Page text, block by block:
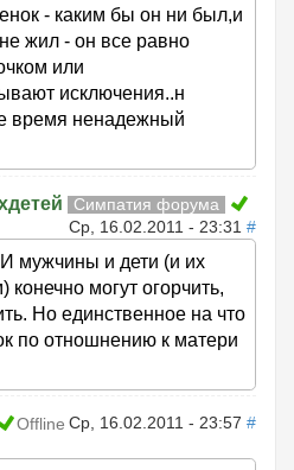
- каким бы он ни был,и
жил - он все равно
или
исключения..н
время ненадежный
Симпатия форума
Ср, 16.02.2011 - 23:31 #
мужчины и дети (и их
конечно могут огорчить,
Но единственное на что
по отношнению к матери
Offline Ср, 16.02.2011 - 23:57 #